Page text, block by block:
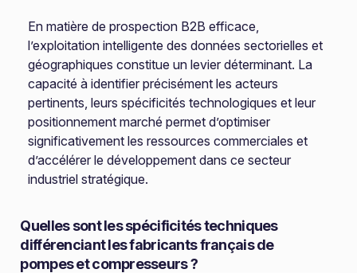
En matière de prospection B2B efficace,
l’exploitation intelligente des données sectorielles et
géographiques constitue un levier déterminant. La
capacité à identifier précisément les acteurs
pertinents, leurs spécificités technologiques et leur
positionnement marché permet d’optimiser
significativement les ressources commerciales et
d’accélérer le développement dans ce secteur
industriel stratégique.
Quelles sont les spécificités techniques
différenciant les fabricants français de
pompes et compresseurs ?